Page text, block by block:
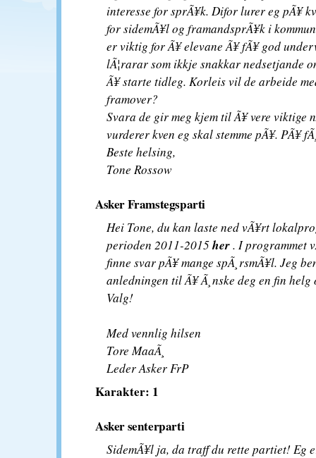
interesse for sprÃ¥k. Difor lurer eg pÃ¥
for sidemÃ¥l og framandsprÃ¥k i
er viktig for Ã¥ elevane Ã¥ fÃ¥ god
lÃ¦rarar som ikkje snakkar nedsetjande
Ã¥ starte tidleg. Korleis vil de arbeide
framover?
Svara de gir meg kjem til Ã¥ vere viktige
vurderer kven eg skal stemme pÃ¥. PÃ¥
Beste helsing,
Tone Rossow
Asker Framstegsparti
Hei Tone, du kan laste ned vÃ¥rt
perioden 2011-2015her. I programmet
finne svar pÃ¥ mange spÃ¸rsmÃ¥l. Jeg
anledningen til Ã¥ Ã¸nske deg en fin helg
Valg!
Med vennlig hilsen
Tore MaaÃ¸
Leder Asker FrP
Karakter: 1
Asker senterparti
SidemÃ¥l ja, da traff du rette partiet! Eg